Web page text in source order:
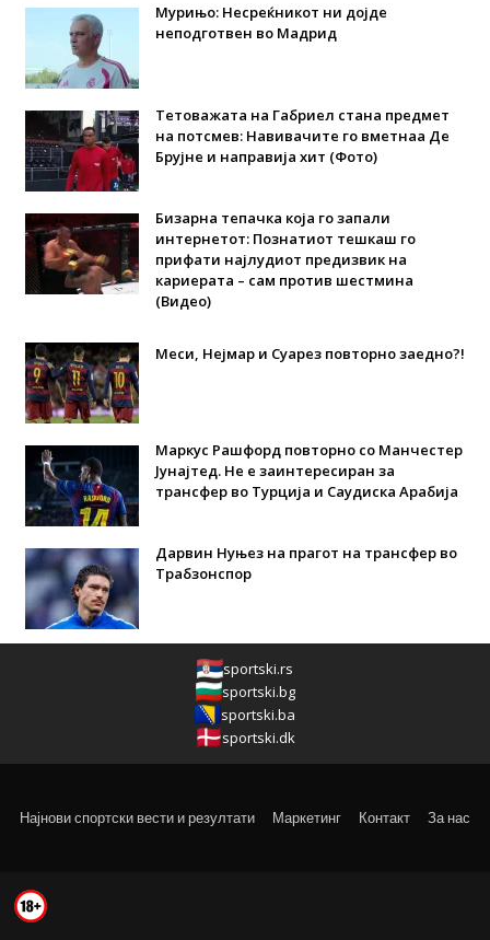
Мурињо: Несреќникот ни дојде
неподготвен во Мадрид
Тетоважата на Габриел стана предмет
на потсмев: Навивачите го вметнаа Де
Брујне и направија хит (Фото)
Бизарна тепачка која го запали
интернетот: Познатиот тешкаш го
прифати најлудиот предизвик на
кариерата – сам против шестмина
(Видео)
Меси, Нејмар и Суарез повторно заедно?!
Маркус Рашфорд повторно со Манчестер
Јунајтед. Не е заинтересиран за
трансфер во Турција и Саудиска Арабија
Дарвин Нуњез на прагот на трансфер во
Трабзонспор
sportski.rs
sportski.bg
sportski.ba
sportski.dk
Најнови спортски вести и резултати Маркетинг Контакт За нас